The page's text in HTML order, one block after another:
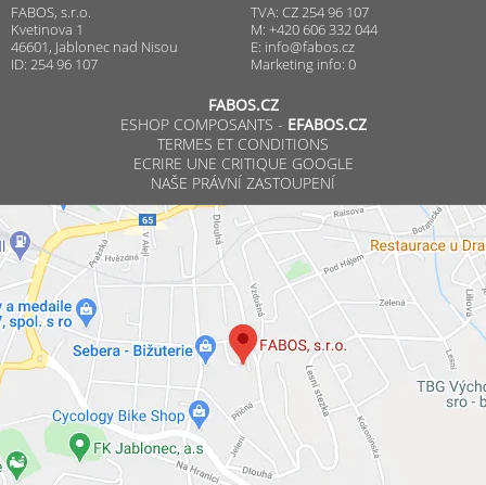
FABOS, s.r.o.
Kvetinova 1
46601, Jablonec nad Nisou
ID: 254 96 107
TVA: CZ 254 96 107
M: +420 606 332 044
E: info@fabos.cz
Marketing info: 0
FABOS.CZ
ESHOP COMPOSANTS - EFABOS.CZ
TERMES ET CONDITIONS
ECRIRE UNE CRITIQUE GOOGLE
NAŠE PRÁVNÍ ZASTOUPENÍ